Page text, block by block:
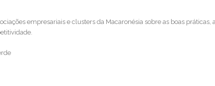
empresariais e clusters da Macaronésia sobre as boas práticas,